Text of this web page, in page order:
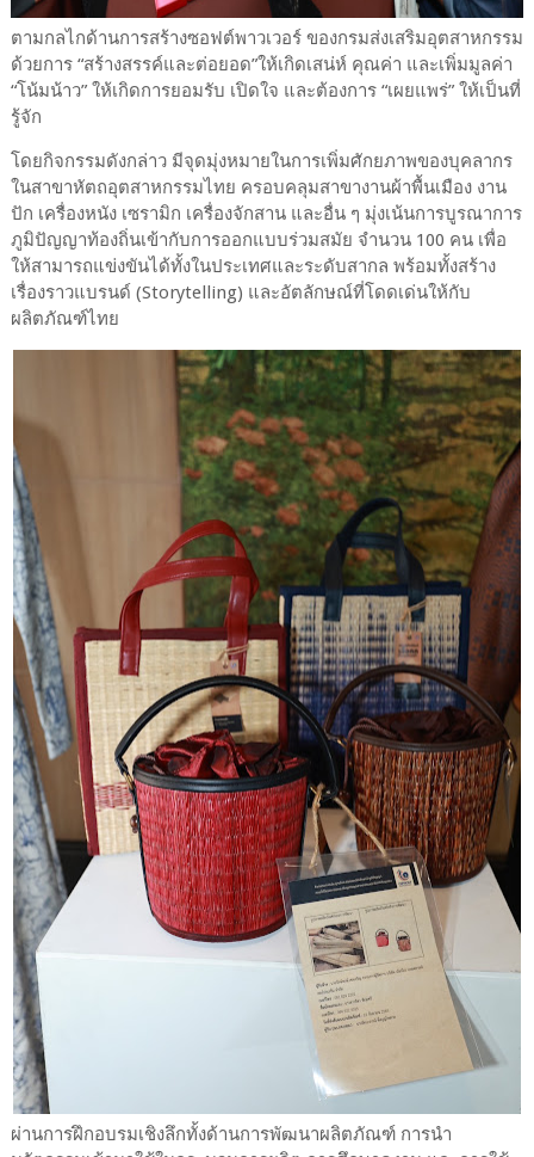
ตามกลไกด้านการสร้างซอฟต์พาวเวอร์ ของกรมส่งเสริมอุตสาหกรรม
ด้วยการ “สร้างสรรค์และต่อยอด”ให้เกิดเสน่ห์ คุณค่า และเพิ่มมูลค่า
“โน้มน้าว” ให้เกิดการยอมรับ เปิดใจ และต้องการ “เผยแพร่” ให้เป็นที่
รู้จัก
โดยกิจกรรมดังกล่าว มีจุดมุ่งหมายในการเพิ่มศักยภาพของบุคลากร
ในสาขาหัตถอุตสาหกรรมไทย ครอบคลุมสาขางานผ้าพื้นเมือง งาน
ปัก เครื่องหนัง เซรามิก เครื่องจักสาน และอื่น ๆ มุ่งเน้นการบูรณาการ
ภูมิปัญญาท้องถิ่นเข้ากับการออกแบบร่วมสมัย จำนวน 100 คน เพื่อ
ให้สามารถแข่งขันได้ทั้งในประเทศและระดับสากล พร้อมทั้งสร้าง
เรื่องราวแบรนด์ (Storytelling) และอัตลักษณ์ที่โดดเด่นให้กับ
ผลิตภัณฑ์ไทย
ผ่านการฝึกอบรมเชิงลึกทั้งด้านการพัฒนาผลิตภัณฑ์ การนำ